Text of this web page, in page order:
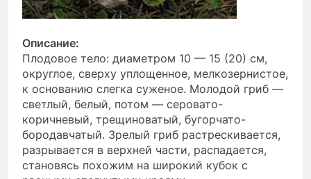
Описание:
Плодовое тело: диаметром 10 — 15 (20) см,
округлое, сверху уплощенное, мелкозернистое,
к основанию слегка суженое. Молодой гриб —
светлый, белый, потом — серовато-
коричневый, трещиноватый, бугорчато-
бородавчатый. Зрелый гриб растрескивается,
разрывается в верхней части, распадается,
становясь похожим на широкий кубок с